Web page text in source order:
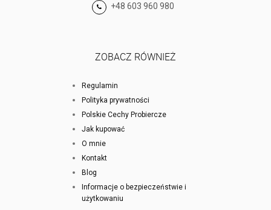
+48 603 960 980
ZOBACZ RÓWNIEŻ
Regulamin
Polityka prywatności
Polskie Cechy Probiercze
Jak kupować
O mnie
Kontakt
Blog
Informacje o bezpieczeństwie i
użytkowaniu